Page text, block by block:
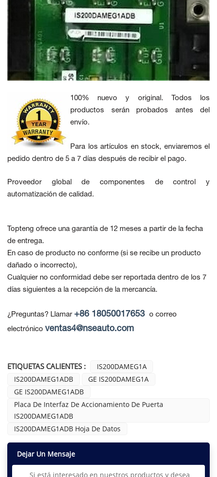
100% nuevo y original. Todos los
productos serán probados antes del
envío.
Para los artículos en stock, enviaremos el
pedido dentro de 5 a 7 días después de recibir el pago.
Proveedor global de componentes de control y
automatización de calidad.
Topteng ofrece una garantía de 12 meses a partir de la fecha
de entrega.
En caso de producto no conforme (si se recibe un producto
dañado o incorrecto),
Cualquier no conformidad debe ser reportada dentro de los 7
días siguientes a la recepción de la mercancía.
¿Preguntas? Llamar +86 18050017653 o correo
electrónico ventas4@nseauto.com
ETIQUETAS CALIENTES :
IS200DAMEG1A
IS200DAMEG1ADB
GE IS200DAMEG1A
GE IS200DAMEG1ADB
Placa De Interfaz De Accionamiento De Puerta
IS200DAMEG1ADB
IS200DAMEG1ADB Hoja De Datos
Dejar Un Mensaje
Si está interesado en nuestros productos y desea